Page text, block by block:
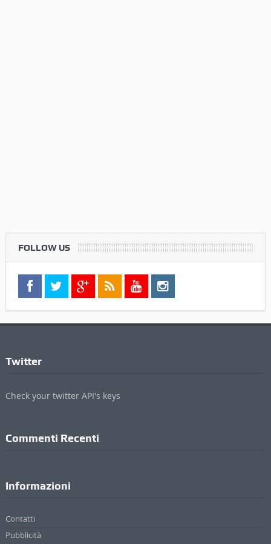
FOLLOW US
Twitter
Check your twitter API's keys
Commenti Recenti
Informazioni
Contatti
Pubblicità